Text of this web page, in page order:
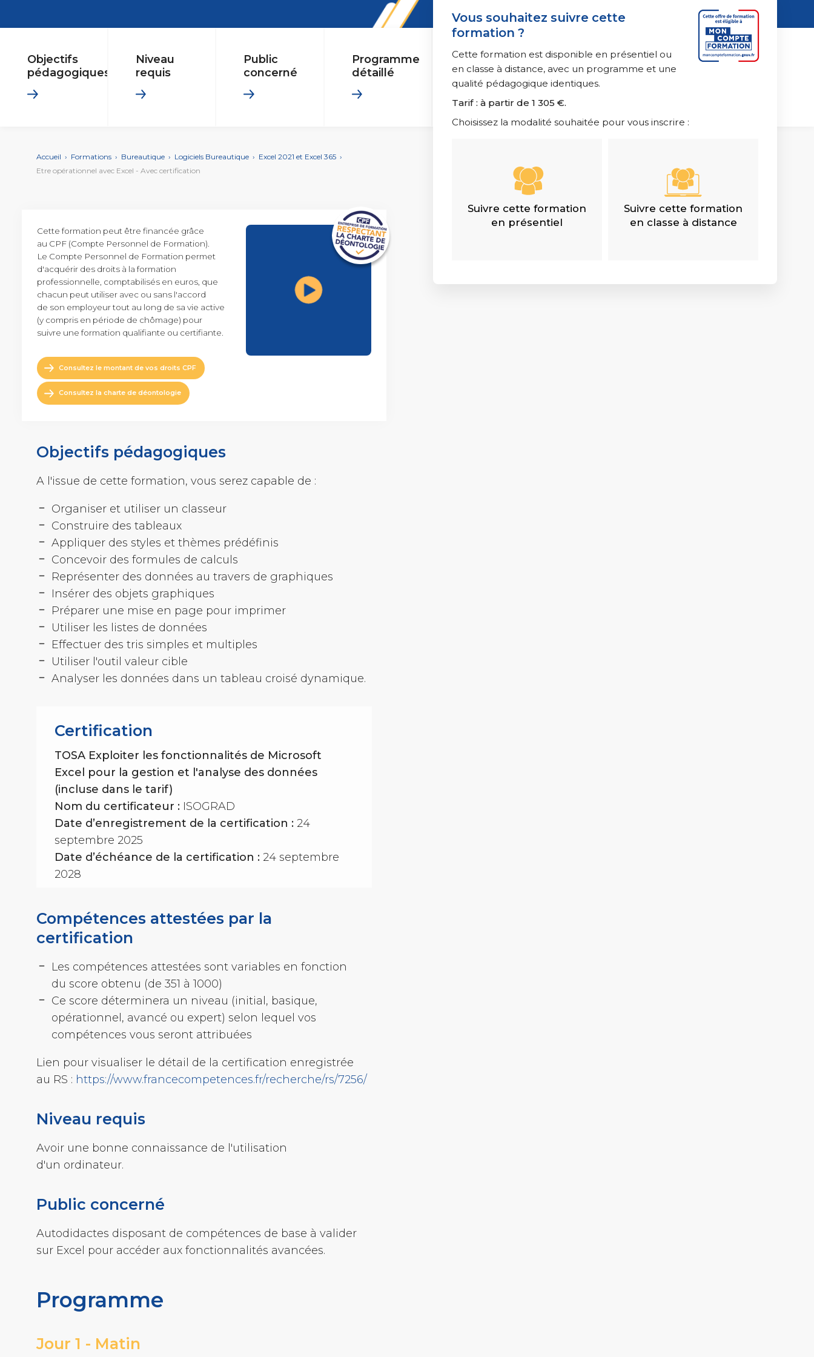
Créer ou refondre un site Web : améliorez vos performances
Vidéo et Son
3D et animation
Les essentiels de la création digitale
Management relationnel et collaboratif
COMPÉTENCES
MÉTIER
Gestion de projets
Performance commerciale
Achats
AUTRE
Objectifs
pédagogiques
Niveau
requis
Public
concerné
Programme
détaillé
Accueil › Formations › Bureautique › Logiciels Bureautique › Excel 2021 et Excel 365 ›
Etre opérationnel avec Excel - Avec certification
Vidéo de présentation
Cette formation peut être financée grâce
au CPF (Compte Personnel de Formation).
Le Compte Personnel de Formation permet
d'acquérir des droits à la formation
professionnelle, comptabilisés en euros, que
chacun peut utiliser avec ou sans l'accord
de son employeur tout au long de sa vie active
(y compris en période de chômage) pour
suivre une formation qualifiante ou certifiante.
Consultez le montant de vos droits CPF
Consultez la charte de déontologie
Objectifs pédagogiques
A l'issue de cette formation, vous serez capable de :
Organiser et utiliser un classeur
Construire des tableaux
Appliquer des styles et thèmes prédéfinis
Concevoir des formules de calculs
Représenter des données au travers de graphiques
Insérer des objets graphiques
Préparer une mise en page pour imprimer
Utiliser les listes de données
Effectuer des tris simples et multiples
Utiliser l'outil valeur cible
Analyser les données dans un tableau croisé dynamique.
Certification
TOSA Exploiter les fonctionnalités de Microsoft
Excel pour la gestion et l'analyse des données
(incluse dans le tarif)
Nom du certificateur : ISOGRAD
Date d’enregistrement de la certification : 24
septembre 2025
Date d’échéance de la certification : 24 septembre
2028
Compétences attestées par la
certification
Les compétences attestées sont variables en fonction
du score obtenu (de 351 à 1000)
Ce score déterminera un niveau (initial, basique,
opérationnel, avancé ou expert) selon lequel vos
compétences vous seront attribuées
Lien pour visualiser le détail de la certification enregistrée
au RS : https://www.francecompetences.fr/recherche/rs/7256/
Niveau requis
Avoir une bonne connaissance de l'utilisation
d'un ordinateur.
Public concerné
Autodidactes disposant de compétences de base à valider
sur Excel pour accéder aux fonctionnalités avancées.
Programme
Jour 1 - Matin
Vous souhaitez suivre cette
formation ?
Cette formation est disponible en présentiel ou
en classe à distance, avec un programme et une
qualité pédagogique identiques.
Tarif : à partir de 1 305 €.
Choisissez la modalité souhaitée pour vous inscrire :
Suivre cette formation
en présentiel
Suivre cette formation
en classe à distance